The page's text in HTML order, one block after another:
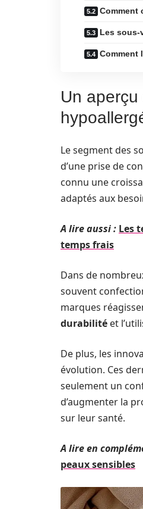
Comment
Les
Comment
Un
Le segment des
d’une prise de
connu une
adaptés aux
A lire aussi : Les
temps frais
Dans de
souvent
marques
durabilité et
De plus, les
évolution. Ces
seulement un
d’augmenter la
sur leur santé.
A lire en
peaux sensibles